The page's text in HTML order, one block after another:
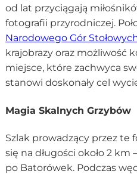
od lat przyciągają
fotografii przyrodniczej.
Narodowego Gór
krajobrazy oraz możliwość
miejsce, które zachwyca
stanowi doskonały cel
Magia Skalnych Grzybów
Szlak prowadzący przez te
się na długości około 2 km
po Batorówek. Podczas